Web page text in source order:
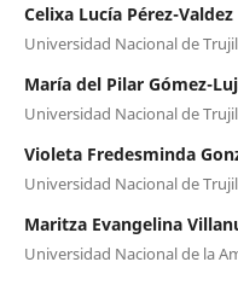
Celixa Lucía Pérez-Valdez
Universidad Nacional de
María del Pilar Gómez-
Universidad Nacional de
Violeta Fredesminda
Universidad Nacional de
Maritza Evangelina
Universidad Nacional de la